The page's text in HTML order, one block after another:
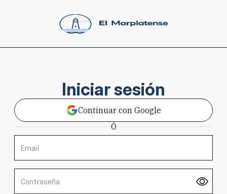
Iniciar sesión
Continuar con Google
Ó
Email
Contraseña